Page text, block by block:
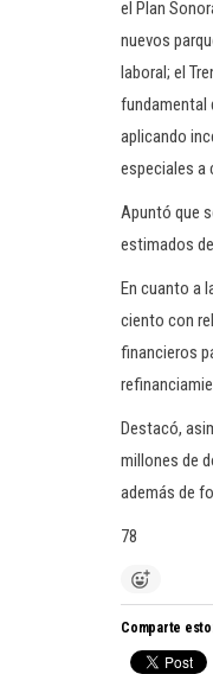
el Plan
nuevos
laboral; el
fundamental
aplicando
especiales a
Apuntó que
estimados
En cuanto a
ciento con
financieros
Destacó,
millones de
además de
78
Comparte